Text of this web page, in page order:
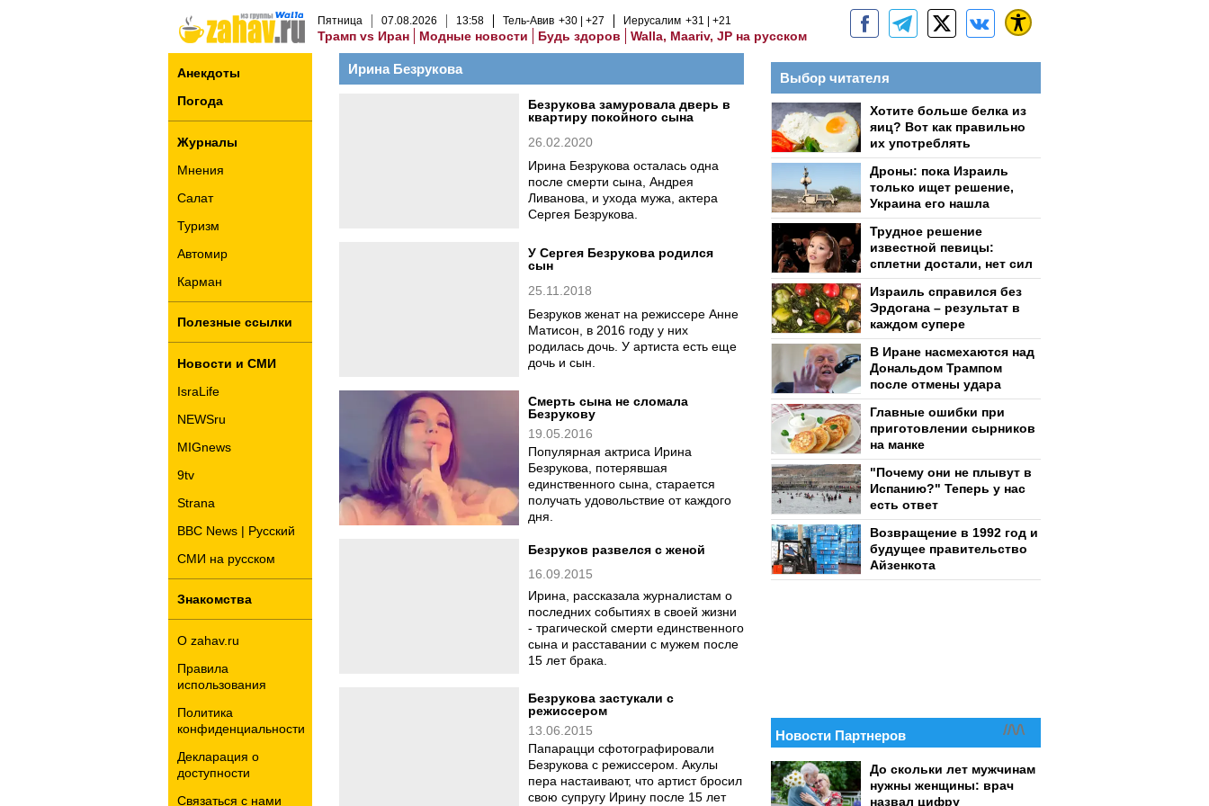
Пятница 07.08.2026 13:58 Тель-Авив +30 +27 Иерусалим +31 +21
Трамп vs Иран Модные новости Будь здоров Walla, Maariv, JP на русском
Анекдоты
Погода
Журналы
Мнения
Салат
Туризм
Автомир
Карман
Полезные ссылки
Новости и СМИ
IsraLife
NEWSru
MIGnews
9tv
Strana
BBC News | Русский
СМИ на русском
Знакомства
О zahav.ru
Правила
использования
Политика
конфиденциальности
Декларация о
доступности
Связаться с нами
Ирина Безрукова
Безрукова замуровала дверь в
квартиру покойного сына
26.02.2020
Ирина Безрукова осталась одна
после смерти сына, Андрея
Ливанова, и ухода мужа, актера
Сергея Безрукова.
У Сергея Безрукова родился
сын
25.11.2018
Безруков женат на режиссере Анне
Матисон, в 2016 году у них
родилась дочь. У артиста есть еще
дочь и сын.
Смерть сына не сломала
Безрукову
19.05.2016
Популярная актриса Ирина
Безрукова, потерявшая
единственного сына, старается
получать удовольствие от каждого
дня.
Безруков развелся с женой
16.09.2015
Ирина, рассказала журналистам о
последних событиях в своей жизни
- трагической смерти единственного
сына и расставании с мужем после
15 лет брака.
Безрукова застукали с
режиссером
13.06.2015
Папарацци сфотографировали
Безрукова с режиссером. Акулы
пера настаивают, что артист бросил
свою супругу Ирину после 15 лет
Выбор читателя
Хотите больше белка из
яиц? Вот как правильно
их употреблять
Дроны: пока Израиль
только ищет решение,
Украина его нашла
Трудное решение
известной певицы:
сплетни достали, нет сил
Израиль справился без
Эрдогана – результат в
каждом супере
В Иране насмехаются над
Дональдом Трампом
после отмены удара
Главные ошибки при
приготовлении сырников
на манке
"Почему они не плывут в
Испанию?" Теперь у нас
есть ответ
Возвращение в 1992 год и
будущее правительство
Айзенкота